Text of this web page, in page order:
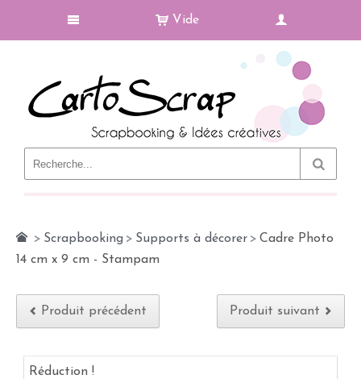
Vide
> Scrapbooking > Supports à décorer > Cadre Photo
14 cm x 9 cm - Stampam
Produit précédent Produit suivant
Réduction !